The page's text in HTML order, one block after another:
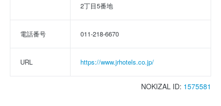
2丁目5番地
電話番号 011-218-6670
URL https://www.jrhotels.co.jp/
NOKIZAL ID: 1575581